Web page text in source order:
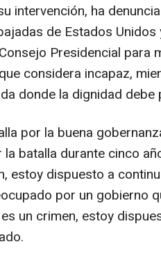
intervención, ha
de Estados
Presidencial para
considera incapaz,
donde la dignidad debe
por la buena
la batalla durante cinco
estoy dispuesto a
por un gobierno
un crimen, estoy